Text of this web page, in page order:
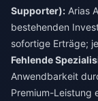
Supporter): Arias
bestehenden
sofortige Erträge;
Fehlende
Anwendbarkeit
Premium-Leistung